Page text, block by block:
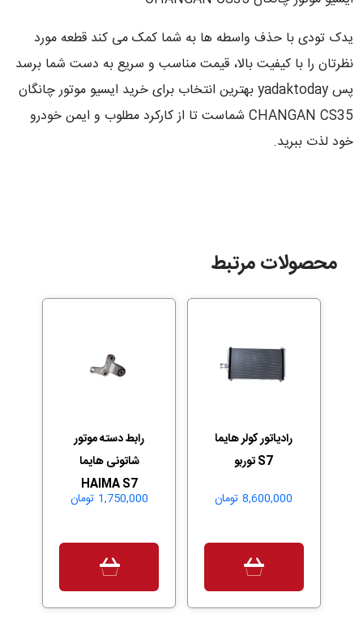
یدک تودی با حذف واسطه ها به شما کمک می کند قطعه مورد
نظرتان را با کیفیت بالا، قیمت مناسب و سریع به دست شما برسد
پس yadaktoday بهترین انتخاب برای خرید ایسیو موتور چانگان
CHANGAN CS35 شماست تا از کارکرد مطلوب و ایمن خودرو
خود لذت ببرید.
محصولات مرتبط
رادیاتور کولر هایما
S7 توربو
8,600,000 تومان
رابط دسته موتور
شاتونی هایما
HAIMA S7
1,750,000 تومان